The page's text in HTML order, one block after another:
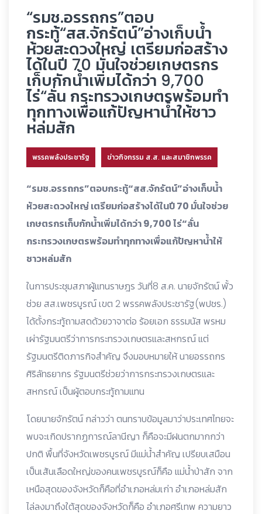
“รมช.อรรถกร”ตอบ
กระทู้“สส.จักรัตน์”อ่างเก็บน้ำ
ห้วยสะดวงใหญ่ เตรียมก่อสร้าง
ได้ในปี 70 มั่นใจช่วยเกษตรกร
เก็บกักน้ำเพิ่มได้กว่า 9,700
ไร่“ลั่น กระทรวงเกษตรพร้อมทำ
ทุกทางเพื่อแก้ปัญหาน้ำให้ชาว
หล่มสัก
พรรคพลังประชารัฐ ข่าวกิจกรรม ส.ส. และสมาชิกพรรค
“รมช.อรรถกร”ตอบกระทู้“สส.จักรัตน์”อ่างเก็บน้ำ
ห้วยสะดวงใหญ่ เตรียมก่อสร้างได้ในปี 70 มั่นใจช่วย
เกษตรกรเก็บกักน้ำเพิ่มได้กว่า 9,700 ไร่“ลั่น
กระทรวงเกษตรพร้อมทำทุกทางเพื่อแก้ปัญหาน้ำให้
ชาวหล่มสัก
ในการประชุมสภาผู้แทนราษฎร วันที่8 ส.ค. นายจักรัตน์ พั้ว
ช่วย สส.เพชรบูรณ์ เขต 2 พรรคพลังประชารัฐ(พปชร.)
ได้ตั้งกระทู้ถามสดด้วยวาจาต่อ ร้อยเอก ธรรมนัส พรหม
เผ่ารัฐมนตรีว่าการกระทรวงเกษตรและสหกรณ์ แต่
รัฐมนตรีติดภารกิจสำคัญ จึงมอบหมายให้ นายอรรถกร
ศิริลัทธยากร รัฐมนตรีช่วยว่าการกระทรวงเกษตรและ
สหกรณ์ เป็นผู้ตอบกระทู้ถามแทน
โดยนายจักรัตน์ กล่าวว่า ตนทราบข้อมูลมาว่าประเทศไทยจะ
พบจะเกิดปรากฏการณ์ลานีญา ก็คือจะมีฝนตกมากกว่า
ปกติ พื้นที่จังหวัดเพชรบูรณ์ มีแม่น้ำสำคัญ เปรียบเสมือน
เป็นเส้นเลือดใหญ่ของคนเพชรบูรณ์ก็คือ แม่น้ำป่าสัก จาก
เหนือสุดของจังหวัดก็คือที่อำเภอหล่มเก่า อำเภอหล่มสัก
ไล่ลงมาถึงใต้สุดของจังหวัดก็คือ อำเภอศรีเทพ ความยาว